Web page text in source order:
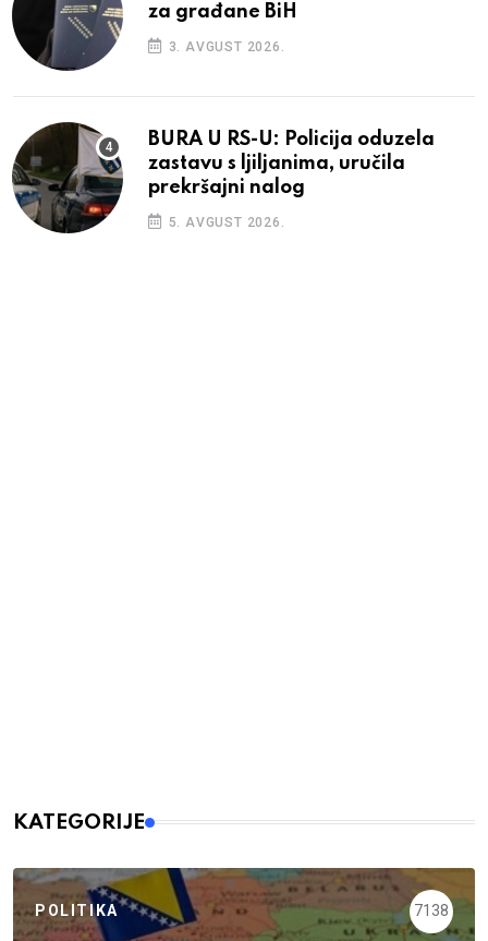
za građane BiH
3. AVGUST 2026.
BURA U RS-U: Policija oduzela
zastavu s ljiljanima, uručila
prekršajni nalog
5. AVGUST 2026.
KATEGORIJE
POLITIKA 7138